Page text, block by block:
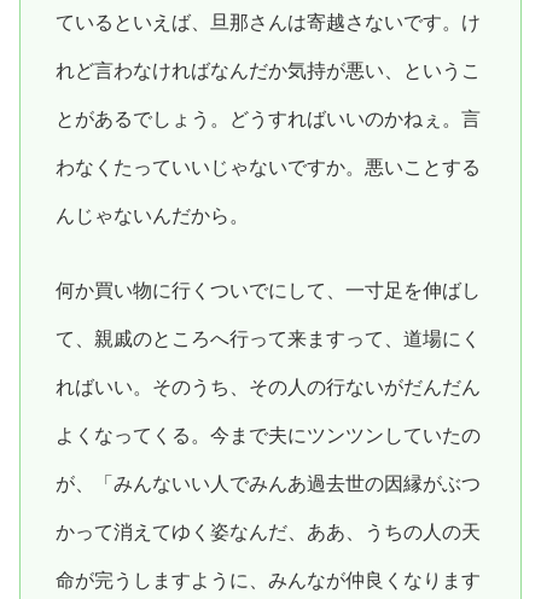
ているといえば、旦那さんは寄越さないです。け
れど言わなければなんだか気持が悪い、というこ
とがあるでしょう。どうすればいいのかねぇ。言
わなくたっていいじゃないですか。悪いことする
んじゃないんだから。
何か買い物に行くついでにして、一寸足を伸ばし
て、親戚のところへ行って来ますって、道場にく
ればいい。そのうち、その人の行ないがだんだん
よくなってくる。今まで夫にツンツンしていたの
が、「みんないい人でみんあ過去世の因縁がぶつ
かって消えてゆく姿なんだ、ああ、うちの人の天
命が完うしますように、みんなが仲良くなります